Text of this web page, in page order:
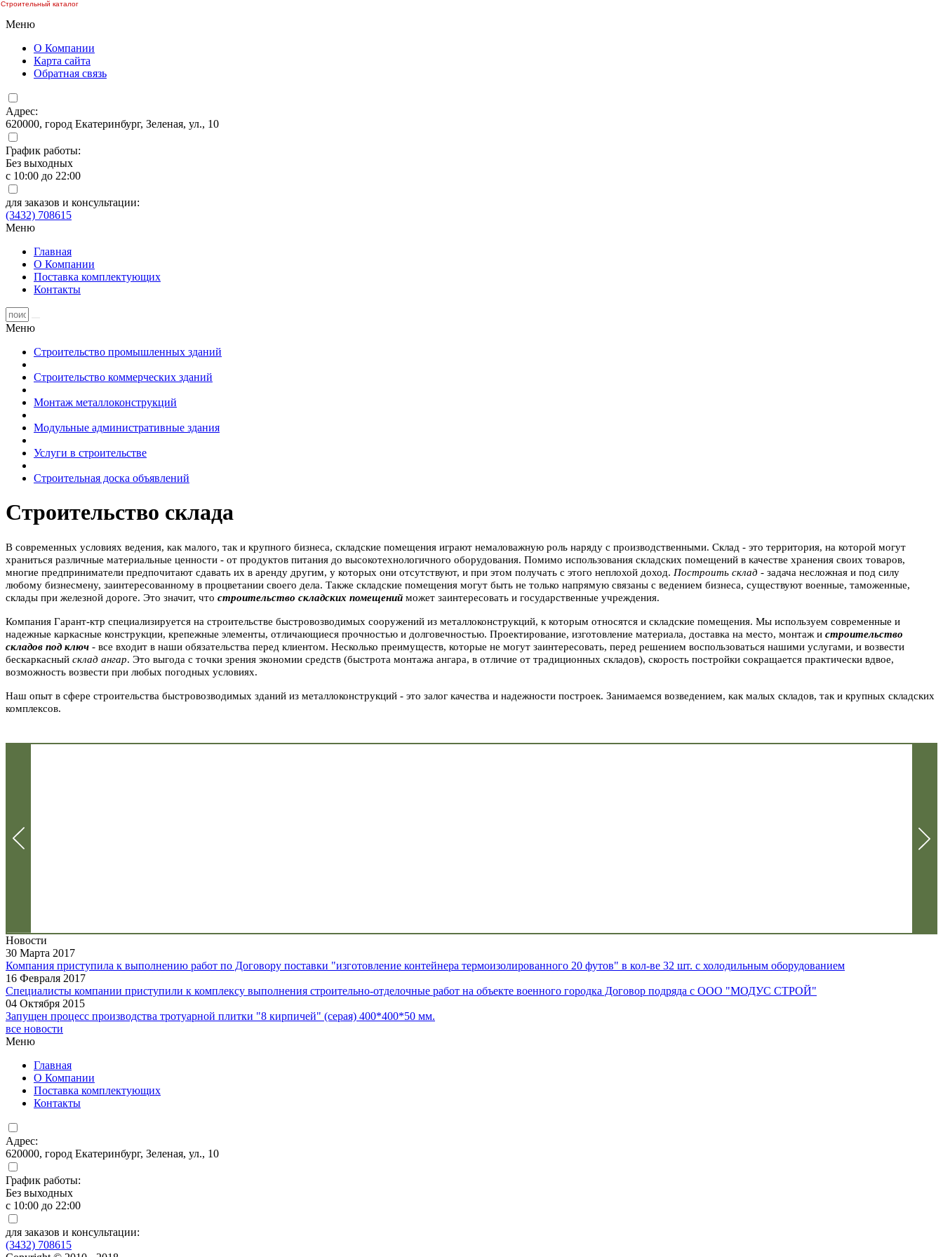
Меню
О Компании
Карта сайта
Обратная связь
Адрес:
620000, город Екатеринбург, Зеленая, ул., 10
График работы:
Без выходных
с 10:00 до 22:00
для заказов и консультации:
(3432) 708615
Меню
Главная
О Компании
Поставка комплектующих
Контакты
Меню
Строительство промышленных зданий
Строительство коммерческих зданий
Монтаж металлоконструкций
Модульные административные здания
Услуги в строительстве
Строительная доска объявлений
Строительство склада
В современных условиях ведения, как малого, так и крупного бизнеса, складские помещения играют немаловажную роль наряду с производственными. Склад - это территория, на которой могут
храниться различные материальные ценности - от продуктов питания до высокотехнологичного оборудования. Помимо использования складских помещений в качестве хранения своих товаров,
многие предприниматели предпочитают сдавать их в аренду другим, у которых они отсутствуют, и при этом получать с этого неплохой доход. Построить склад - задача несложная и под силу
любому бизнесмену, заинтересованному в процветании своего дела. Также складские помещения могут быть не только напрямую связаны с ведением бизнеса, существуют военные, таможенные,
склады при железной дороге. Это значит, что строительство складских помещений может заинтересовать и государственные учреждения.
Компания Гарант-ктр специализируется на строительстве быстровозводимых сооружений из металлоконструкций, к которым относятся и складские помещения. Мы используем современные и
надежные каркасные конструкции, крепежные элементы, отличающиеся прочностью и долговечностью. Проектирование, изготовление материала, доставка на место, монтаж и строительство
складов под ключ - все входит в наши обязательства перед клиентом. Несколько преимуществ, которые не могут заинтересовать, перед решением воспользоваться нашими услугами, и возвести
бескаркасный склад ангар. Это выгода с точки зрения экономии средств (быстрота монтажа ангара, в отличие от традиционных складов), скорость постройки сокращается практически вдвое,
возможность возвести при любых погодных условиях.
Наш опыт в сфере строительства быстровозводимых зданий из металлоконструкций - это залог качества и надежности построек. Занимаемся возведением, как малых складов, так и крупных складских
комплексов.
Новости
30 Марта 2017
Компания приступила к выполнению работ по Договору поставки "изготовление контейнера термоизолированного 20 футов" в кол-ве 32 шт. с холодильным оборудованием
16 Февраля 2017
Специалисты компании приступили к комплексу выполнения строительно-отделочные работ на объекте военного городка Договор подряда с ООО "МОДУС СТРОЙ"
04 Октября 2015
Запущен процесс производства тротуарной плитки "8 кирпичей" (серая) 400*400*50 мм.
все новости
Меню
Главная
О Компании
Поставка комплектующих
Контакты
Адрес:
620000, город Екатеринбург, Зеленая, ул., 10
График работы:
Без выходных
с 10:00 до 22:00
для заказов и консультации:
(3432) 708615
Строительный каталог